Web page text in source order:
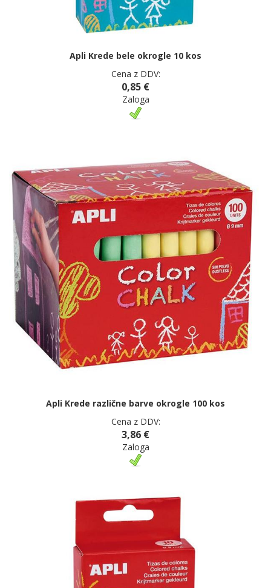
Apli Krede bele okrogle 10 kos
Cena z DDV:
0,85 €
Zaloga
Apli Krede različne barve okrogle 100 kos
Cena z DDV:
3,86 €
Zaloga